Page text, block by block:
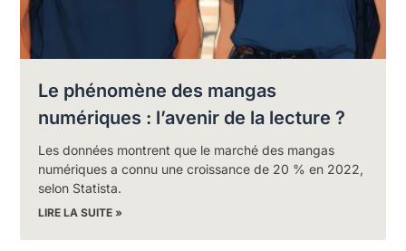
Le phénomène des mangas
numériques : l’avenir de la lecture ?
Les données montrent que le marché des mangas
numériques a connu une croissance de 20 % en 2022,
selon Statista.
LIRE LA SUITE »